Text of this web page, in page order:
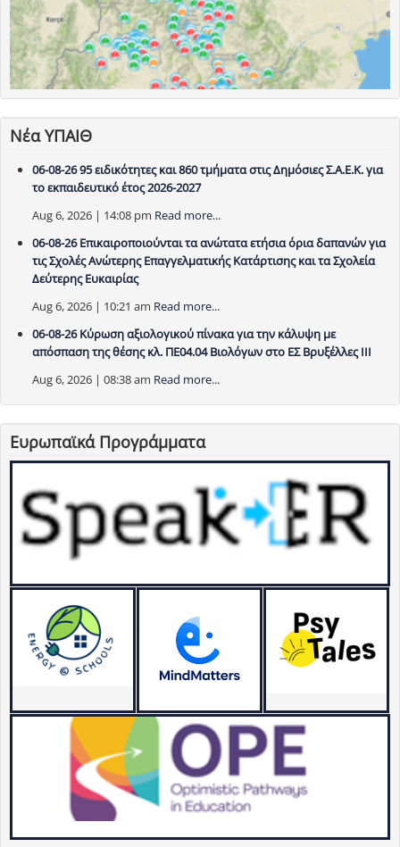
Νέα ΥΠΑΙΘ
06-08-26 95 ειδικότητες και 860 τμήματα στις Δημόσιες Σ.Α.Ε.Κ. για
το εκπαιδευτικό έτος 2026-2027
Aug 6, 2026 | 14:08 pm Read more...
06-08-26 Επικαιροποιούνται τα ανώτατα ετήσια όρια δαπανών για
τις Σχολές Ανώτερης Επαγγελματικής Κατάρτισης και τα Σχολεία
Δεύτερης Ευκαιρίας
Aug 6, 2026 | 10:21 am Read more...
06-08-26 Κύρωση αξιολογικού πίνακα για την κάλυψη με
απόσπαση της θέσης κλ. ΠΕ04.04 Βιολόγων στο ΕΣ Βρυξέλλες ΙΙΙ
Aug 6, 2026 | 08:38 am Read more...
Ευρωπαϊκά Προγράμματα